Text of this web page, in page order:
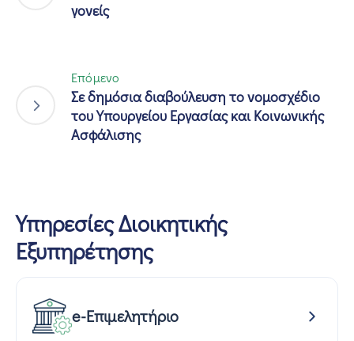
γονείς
Επόμενο
Σε δημόσια διαβούλευση το νομοσχέδιο
του Υπουργείου Εργασίας και Κοινωνικής
Ασφάλισης
Υπηρεσίες Διοικητικής
Εξυπηρέτησης
e-Επιμελητήριο